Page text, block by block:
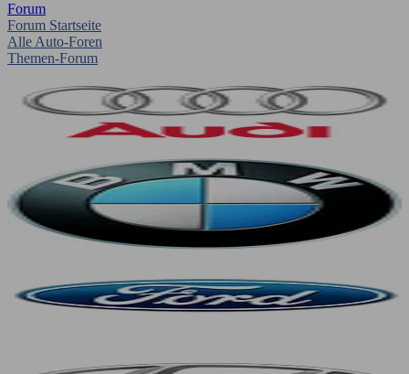
Forum
Forum Startseite
Alle Auto-Foren
Themen-Forum